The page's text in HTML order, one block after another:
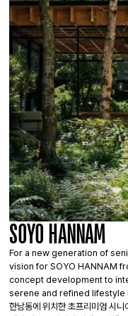
SOYO HANNAM
For a new generation of
vision for SOYO HANNAM
concept development to
serene and refined lifestyle
한남동에 위치한 초프리미엄 시니